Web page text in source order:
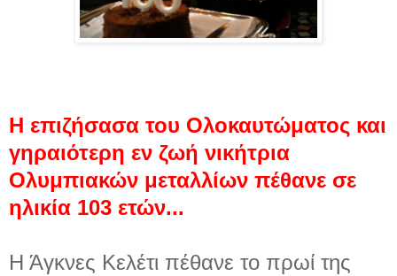
H επιζήσασα του Ολοκαυτώματος και
γηραιότερη εν ζωή νικήτρια
Ολυμπιακών μεταλλίων πέθανε σε
ηλικία 103 ετών...
Η Άγκνες Κελέτι πέθανε το πρωί της